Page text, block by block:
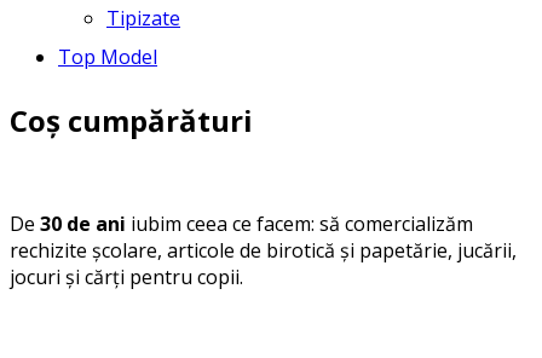
Tipizate
Top Model
Coș cumpărături
De 30 de ani iubim ceea ce facem: să comercializăm
rechizite școlare, articole de birotică și papetărie, jucării,
jocuri și cărți pentru copii.